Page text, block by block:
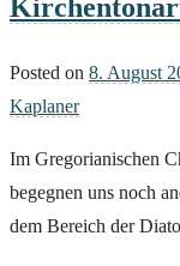
Posted on 8. August
Kaplaner
Im Gregorianischen
begegnen uns noch
dem Bereich der